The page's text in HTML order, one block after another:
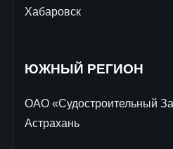
Хабаровск
ЮЖНЫЙ РЕГИОН
ОАО «Судостроительный
Астрахань